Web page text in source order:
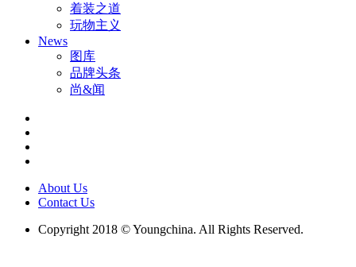
着装之道
玩物主义
News
图库
品牌头条
尚&闻
About Us
Contact Us
Copyright 2018 © Youngchina. All Rights Reserved.